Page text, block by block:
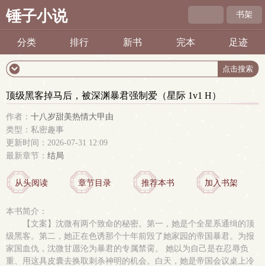
锤子小说 书架
分类 排行 新书 完本 足迹
顶级黑客掉马后，被深渊暴君强制爱（星际 1v1 H）
作者： 十八岁甜美热情大甲由
类型：私密趣事
更新时间：2026-07-31 12:09
最新章节： 结局
从头阅读 章节目录 推荐本书 加入书架
本书简介：
【文案】沈微有两个致命的秘密。第一，她是个全星系通缉的顶
级黑客。第二，她正在色诱那个十年前毁了她家园的帝国暴君。为报
家国血仇，沈微甘愿沦为暴君的专属禁脔。 她以为自己是在忍辱负
重、用这具皮囊去换取刺杀神明的机会。白天，她是帝国会议桌上冷